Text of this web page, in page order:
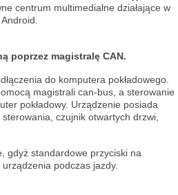
centrum multimedialne działające w
poprzez magistralę CAN.
do komputera pokładowego.
magistrali can-bus, a sterowanie
pokładowy. Urządzenie posiada
czujnik otwartych drzwi,
gdyż standardowe przyciski na
urządzenia podczas jazdy.